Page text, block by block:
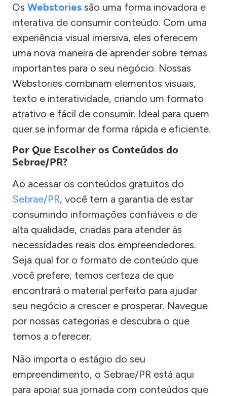
Os Webstories são uma forma inovadora e
interativa de consumir conteúdo. Com uma
experiência visual imersiva, eles oferecem
uma nova maneira de aprender sobre temas
importantes para o seu negócio. Nossas
Webstories combinam elementos visuais,
texto e interatividade, criando um formato
atrativo e fácil de consumir. Ideal para quem
quer se informar de forma rápida e eficiente.
Por Que Escolher os Conteúdos do
Sebrae/PR?
Ao acessar os conteúdos gratuitos do
Sebrae/PR, você tem a garantia de estar
consumindo informações confiáveis e de
alta qualidade, criadas para atender às
necessidades reais dos empreendedores.
Seja qual for o formato de conteúdo que
você prefere, temos certeza de que
encontrará o material perfeito para ajudar
seu negócio a crescer e prosperar. Navegue
por nossas categorias e descubra o que
temos a oferecer.
Não importa o estágio do seu
empreendimento, o Sebrae/PR está aqui
para apoiar sua jornada com conteúdos que